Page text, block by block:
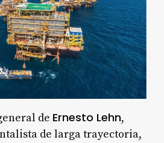
de Ernesto Lehn,
de larga trayectoria,